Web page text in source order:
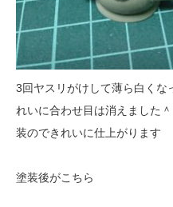
3回ヤスリがけして薄ら白くな
れいに合わせ目は消えました
装のできれいに仕上がります
塗装後がこちら